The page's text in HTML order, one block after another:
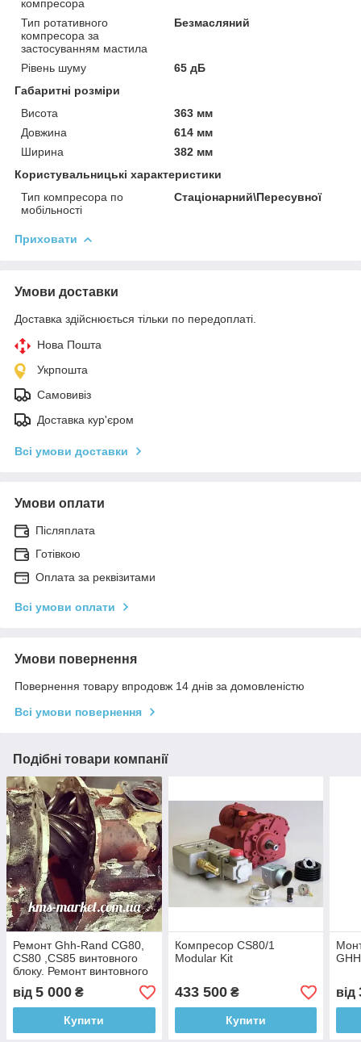
компресора
Тип ротативного
компресора за
застосуванням мастила
Безмасляний
Рівень шуму
65 дБ
Габаритні розміри
Висота
363 мм
Довжина
614 мм
Ширина
382 мм
Користувальницькі характеристики
Тип компресора по
мобільності
Стаціонарний\Пересувної
Приховати
Умови доставки
Доставка здійснюється тільки по передоплаті.
Нова Пошта
Укрпошта
Самовивіз
Доставка кур'єром
Всі умови доставки
Умови оплати
Післяплата
Готівкою
Оплата за реквізитами
Всі умови оплати
Умови повернення
Повернення товару впродовж 14 днів за домовленістю
Всі умови повернення
Подібні товари компанії
Ремонт Ghh-Rand CG80,
CS80 ,CS85 винтовного
блоку. Ремонт винтовного
блоку
від 5 000 ₴
Купити
Компресор CS80/1
Modular Kit
433 500₴
Купити
від